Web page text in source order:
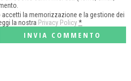
la memorizzazione e la gestione dei
la nostra Privacy Policy*